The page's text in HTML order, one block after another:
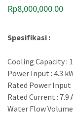
Rp8,000,000.00
Spesifikasi :
Cooling Capacity :
Power Input : 4.3
Rated Power Input
Rated Current : 7.9
Water Flow Volume